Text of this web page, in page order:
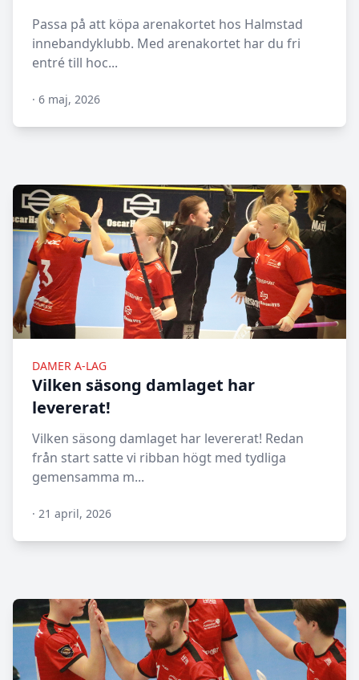
Passa på att köpa arenakortet hos Halmstad
innebandyklubb. Med arenakortet har du fri
entré till hoc...
N/A
· 6 maj, 2026
DAMER A-LAG
Vilken säsong damlaget har
levererat!
Vilken säsong damlaget har levererat! Redan
från start satte vi ribban högt med tydliga
gemensamma m...
N/A
· 21 april, 2026